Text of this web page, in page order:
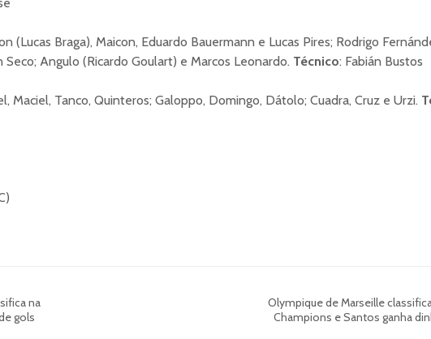
(Lucas Braga), Maicon, Eduardo Bauermann e Lucas Pires; Rodrigo
Seco; Angulo (Ricardo Goulart) e Marcos Leonardo. Técnico: Fabián Bustos
Maciel, Tanco, Quinteros; Galoppo, Domingo, Dátolo; Cuadra, Cruz e Urzi.
na
gols
Olympique de Marseille
Champions e Santos ganha